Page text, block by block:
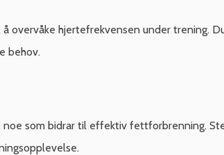
hjertefrekvensen under trening.
behov.
som bidrar til effektiv fettforbrenning.